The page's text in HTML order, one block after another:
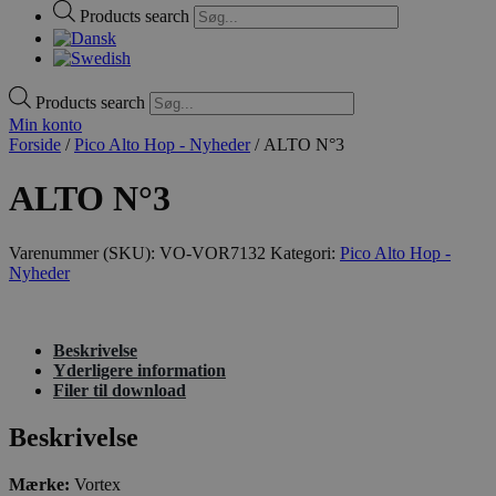
Products search
Products search
Min konto
Forside /Pico Alto Hop - Nyheder/ ALTO N°3
ALTO N°3
Varenummer (SKU): VO-VOR7132 Kategori: Pico Alto Hop -
Nyheder
Beskrivelse
Yderligere information
Filer til download
Beskrivelse
Mærke: Vortex